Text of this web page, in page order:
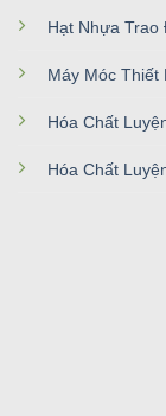
Hạt Nhựa Trao
Máy Móc Thiết
Hóa Chất
Hóa Chất